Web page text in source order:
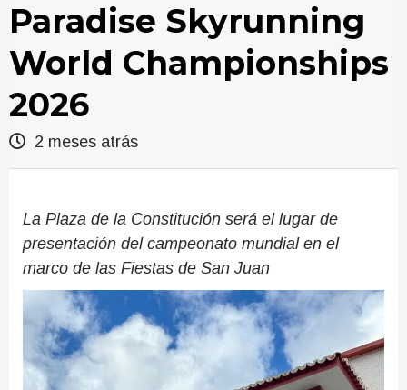
Paradise Skyrunning
World Championships
2026
2 meses atrás
La Plaza de la Constitución será el lugar de
presentación del campeonato mundial en el
marco de las Fiestas de San Juan